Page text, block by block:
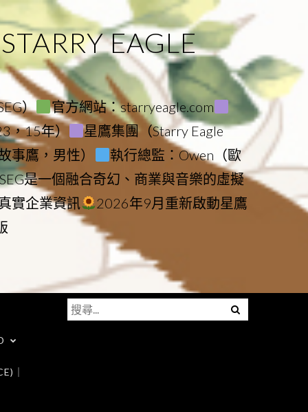
EAGLE
）
官方網站：starryeagle.com
，15年）
星鷹集團（Starry Eagle
事鷹，男性）
執行總監：Owen（歐
是一個融合奇幻、商業與音樂的虛擬
實企業資訊
2026年9月重新啟動星鷹
｜
Menu
搜
尋